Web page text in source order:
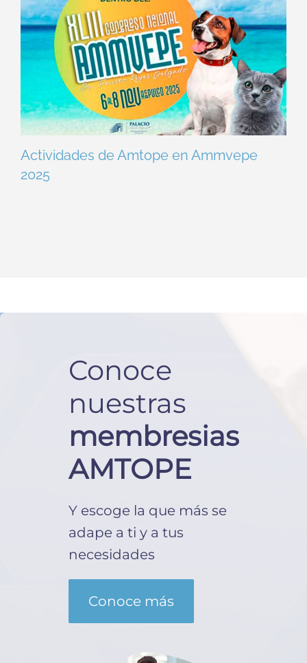
Actividades de Amtope en Ammvepe
2025
Conoce
nuestras
membresias
AMTOPE
Y escoge la que más se
adape a ti y a tus
necesidades
Conoce más